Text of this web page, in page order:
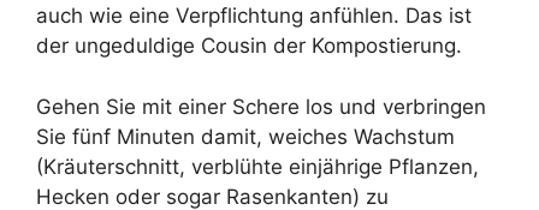
auch wie eine Verpflichtung anfühlen. Das ist
der ungeduldige Cousin der Kompostierung.
Gehen Sie mit einer Schere los und verbringen
Sie fünf Minuten damit, weiches Wachstum
(Kräuterschnitt, verblühte einjährige Pflanzen,
Hecken oder sogar Rasenkanten) zu